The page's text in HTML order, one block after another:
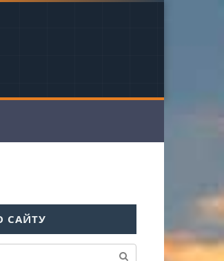
САЙТУ